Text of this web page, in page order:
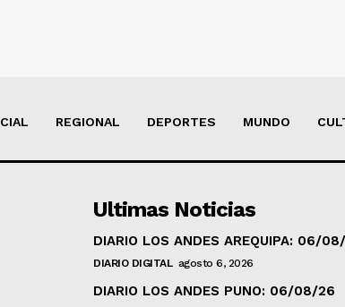
REGIONAL DEPORTES MUNDO
Ultimas Noticias
DIARIO LOS ANDES AREQUIPA: 06/
DIARIO DIGITAL agosto 6, 2026
DIARIO LOS ANDES PUNO: 06/08/26